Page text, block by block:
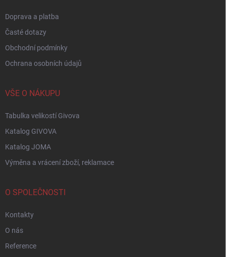
Doprava a platba
Časté dotazy
Obchodní podmínky
Ochrana osobních údajů
VŠE O NÁKUPU
Tabulka velikostí Givova
Katalog GIVOVA
Katalog JOMA
Výměna a vrácení zboží, reklamace
O SPOLEČNOSTI
Kontakty
O nás
Reference